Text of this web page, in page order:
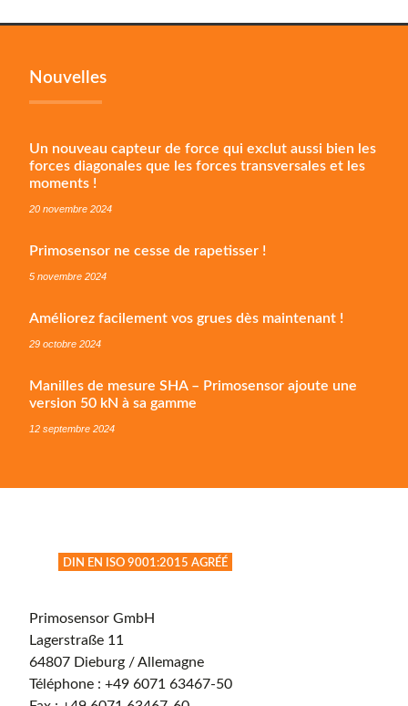
DIN EN ISO 9001:2015 AGRÉÉ
Primosensor GmbH
Lagerstraße 11
64807 Dieburg / Allemagne
Téléphone : +49 6071 63467-50
Nouvelles
Un nouveau capteur de force qui exclut aussi bien les
forces diagonales que les forces transversales et les
moments !
20 novembre 2024
Primosensor ne cesse de rapetisser !
5 novembre 2024
Améliorez facilement vos grues dès maintenant !
29 octobre 2024
Manilles de mesure SHA – Primosensor ajoute une
version 50 kN à sa gamme
12 septembre 2024